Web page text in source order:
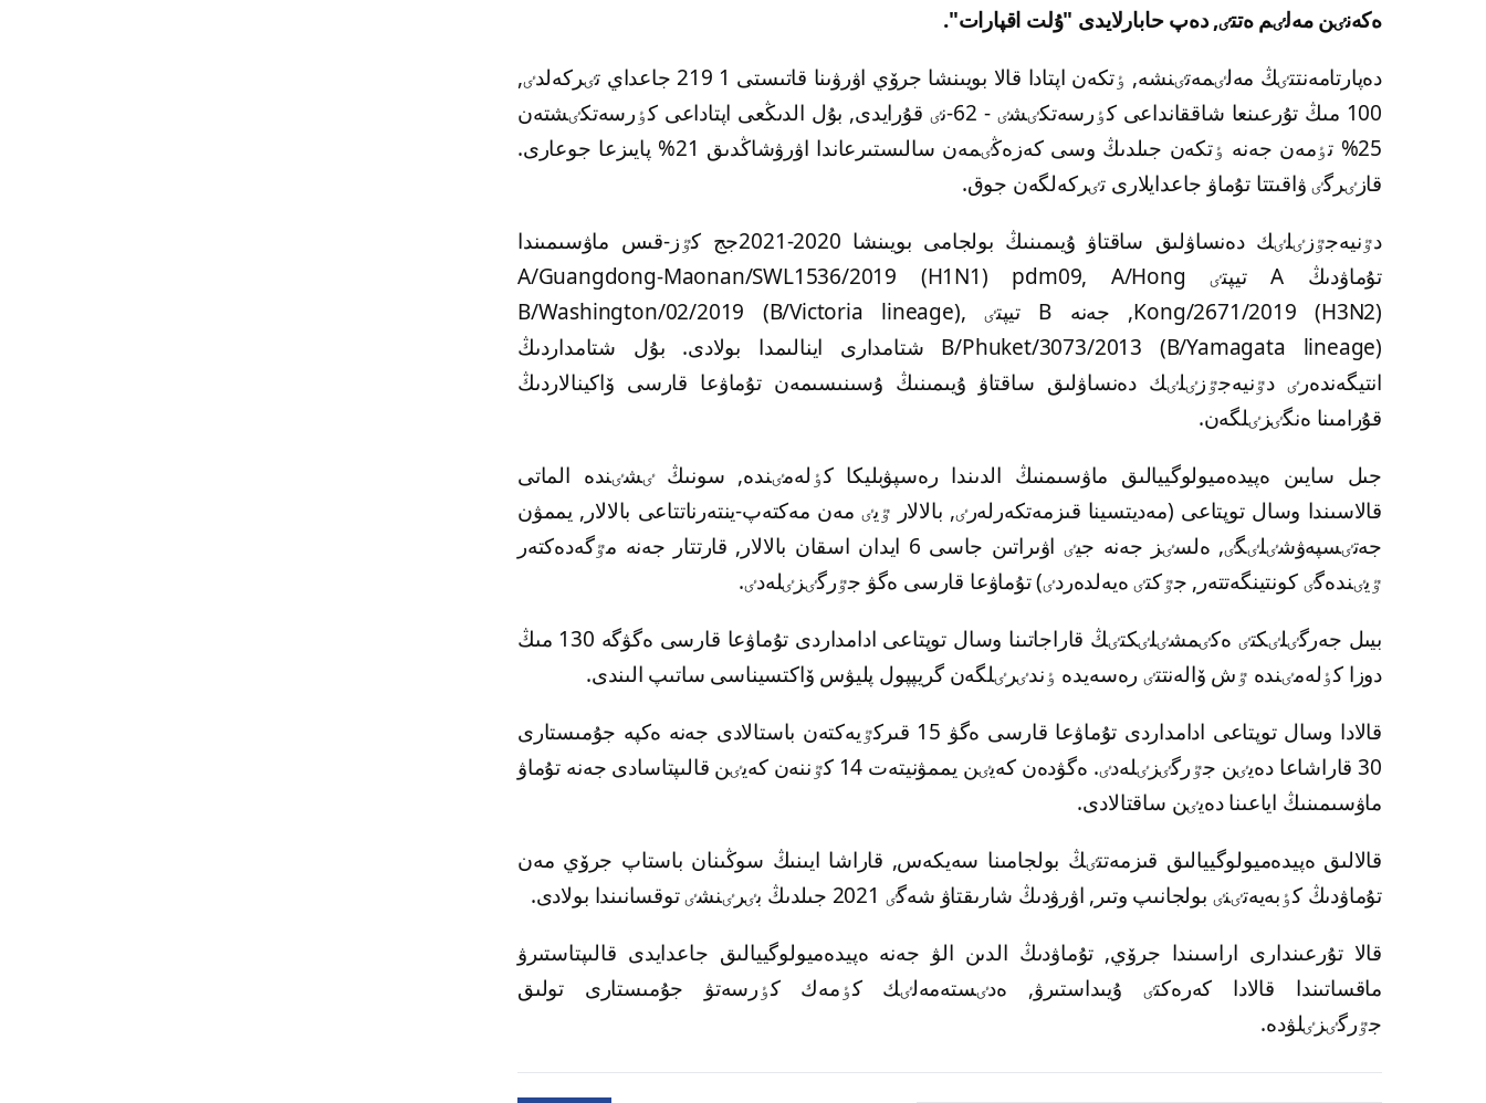
ەكەنٸن مەلٸم ەتتٸ, دەپ حابارلايدى "ۇلت اقپارات".
دەپارتامەنتتٸڭ مەلٸمەتٸنشە, ٶتكەن اپتادا قالا بويىنشا جرۆي اۋرۋىنا قاتىستى 1 219 جاعداي تٸركەلدٸ,
100 مىڭ تۇرعىنعا شاققانداعى كٶرسەتكٸشٸ - 62-نٸ قۇرايدى, بۇل الدىڭعى اپتاداعى كٶرسەتكٸشتەن
25% تٶمەن جەنە ٶتكەن جىلدىڭ وسى كەزەڭٸمەن سالىستىرعاندا اۋرۋشاڭدىق 21% پايىزعا جوعارى.
قازٸرگٸ ۋاقىتتا تۇماۋ جاعدايلارى تٸركەلگەن جوق.
دٷنيەجٷزٸلٸك دەنساۋلىق ساقتاۋ ۇيىمىنىڭ بولجامى بويىنشا 2020-2021جج كٷز-قىس ماۋسىمىندا
تۇماۋدىڭ A تيپتٸ A/Guangdong-Maonan/SWL1536/2019 (H1N1) pdm09, A/Hong
Kong/2671/2019 (H3N2), جەنە B تيپتٸ B/Washington/02/2019 (B/Victoria lineage),
B/Phuket/3073/2013 (B/Yamagata lineage) شتامدارى اينالىمدا بولادى. بۇل شتامداردىڭ
انتيگەندەرٸ دٷنيەجٷزٸلٸك دەنساۋلىق ساقتاۋ ۇيىمىنىڭ ۇسىنىسىمەن تۇماۋعا قارسى ۆاكينالاردىڭ
قۇرامىنا ەنگٸزٸلگەن.
جىل سايىن ەپيدەميولوگييالىق ماۋسىمنىڭ الدىندا رەسپۋبليكا كٶلەمٸندە, سونىڭ ٸشٸندە الماتى
قالاسىندا وسال توپتاعى (مەديتسينا قىزمەتكەرلەرٸ, بالالار ٷيٸ مەن مەكتەپ-ينتەرناتتاعى بالالار, يممۋن
جەتٸسپەۋشٸلٸگٸ, ەلسٸز جەنە جيٸ اۋىراتىن جاسى 6 ايدان اسقان بالالار, قارتتار جەنە مٷگەدەكتەر
ٷيٸندەگٸ كونتينگەتتەر, جٷكتٸ ەيەلدەردٸ) تۇماۋعا قارسى ەگۋ جٷرگٸزٸلەدٸ.
بيىل جەرگٸلٸكتٸ ەكٸمشٸلٸكتٸڭ قاراجاتىنا وسال توپتاعى ادامداردى تۇماۋعا قارسى ەگۋگە 130 مىڭ
دوزا كٶلەمٸندە ٷش ۆالەنتتٸ رەسەيدە ٶندٸرٸلگەن گريپپول پليۋس ۆاكتسيناسى ساتىپ الىندى.
قالادا وسال توپتاعى ادامداردى تۇماۋعا قارسى ەگۋ 15 قىركٷيەكتەن باستالادى جەنە ەكپە جۇمىستارى
30 قاراشاعا دەيٸن جٷرگٸزٸلەدٸ. ەگۋدەن كەيٸن يممۋنيتەت 14 كٷننەن كەيٸن قالىپتاسادى جەنە تۇماۋ
ماۋسىمىنىڭ اياعىنا دەيٸن ساقتالادى.
قالالىق ەپيدەميولوگييالىق قىزمەتتٸڭ بولجامىنا سەيكەس, قاراشا ايىنىڭ سوڭىنان باستاپ جرۆي مەن
تۇماۋدىڭ كٶبەيەتٸنٸ بولجانىپ وتىر, اۋرۋدىڭ شارىقتاۋ شەگٸ 2021 جىلدىڭ بٸرٸنشٸ توقسانىندا بولادى.
قالا تۇرعىندارى اراسىندا جرۆي, تۇماۋدىڭ الدىن الۋ جەنە ەپيدەميولوگييالىق جاعدايدى قالىپتاستىرۋ
ماقساتىندا قالادا كەرەكتٸ ۇيىداستىرۋ, ەدٸستەمەلٸك كٶمەك كٶرسەتۋ جۇمىستارى تولىق
جٷرگٸزٸلۋدە.